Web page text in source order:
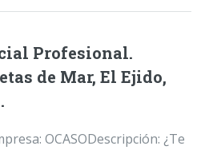
Profesional.
de Mar, El Ejido,
OCASODescripción: ¿Te